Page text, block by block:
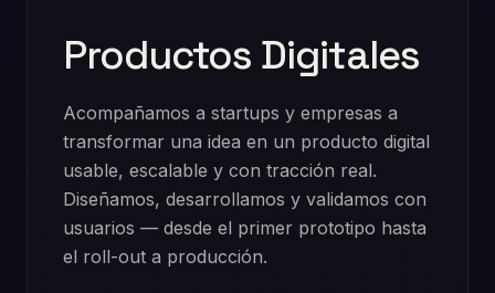
Productos Digitales
Acompañamos a startups y empresas a
transformar una idea en un producto digital
usable, escalable y con tracción real.
Diseñamos, desarrollamos y validamos con
usuarios — desde el primer prototipo hasta
el roll-out a producción.